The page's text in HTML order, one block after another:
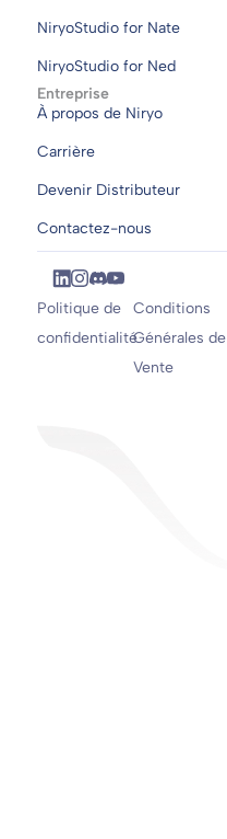
NiryoStudio for Nate
NiryoStudio for Ned
Entreprise
À propos de Niryo
Carrière
Devenir Distributeur
Contactez-nous
Politique de
confidentialité
Conditions
Générales de
Vente